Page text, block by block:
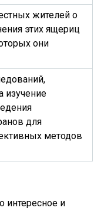
жителей о
этих ящериц
они
изучение
для
методов
интересное и